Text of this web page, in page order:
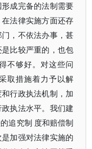
成完备的法制需要
法律实施方面还存
，不依法办事，甚
比较严重的，也包
不够好。对这些问
取措施着力予以解
行政执法机制，加
执法水平。我们建
追究制 度和赔偿制
加强对法律实施的